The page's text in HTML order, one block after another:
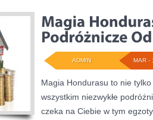
MAR -
ADMIN
Magia Hondurasu to nie
wszystkim niezwykłe
czeka na Ciebie w tym